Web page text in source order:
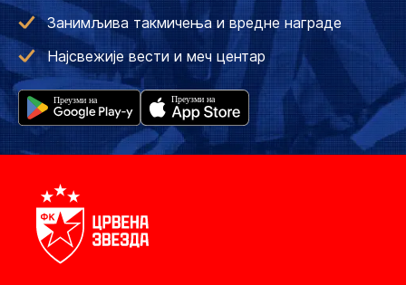
Занимљива такмичења и вредне награде
Најсвежије вести и меч центар